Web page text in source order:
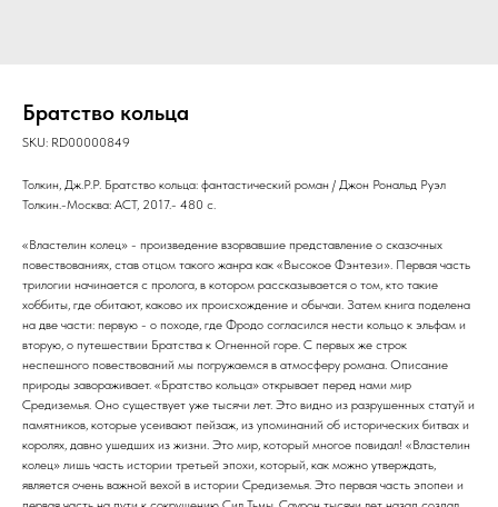
Братство кольца
SKU: RD00000849
Толкин, Дж.Р.Р. Братство кольца: фантастический роман / Джон Рональд Руэл
Толкин.-Москва: АСТ, 2017.- 480 с.
«Властелин колец» - произведение взорвавшие представление о сказочных
повествованиях, став отцом такого жанра как «Высокое Фэнтези». Первая часть
трилогии начинается с пролога, в котором рассказывается о том, кто такие
хоббиты, где обитают, каково их происхождение и обычаи. Затем книга поделена
на две части: первую - о походе, где Фродо согласился нести кольцо к эльфам и
вторую, о путешествии Братства к Огненной горе. С первых же строк
неспешного повествований мы погружаемся в атмосферу романа. Описание
природы завораживает. «Братство кольца» открывает перед нами мир
Средиземья. Оно существует уже тысячи лет. Это видно из разрушенных статуй и
памятников, которые усеивают пейзаж, из упоминаний об исторических битвах и
королях, давно ушедших из жизни. Это мир, который многое повидал! «Властелин
колец» лишь часть истории третьей эпохи, который, как можно утверждать,
является очень важной вехой в истории Средиземья. Это первая часть эпопеи и